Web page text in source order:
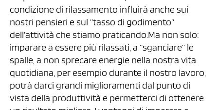
condizione di rilassamento influirà anche sui
nostri pensieri e sul ”tasso di godimento”
dell’attività che stiamo praticando.Ma non solo:
imparare a essere più rilassati, a “sganciare” le
spalle, a non sprecare energie nella nostra vita
quotidiana, per esempio durante il nostro lavoro,
potrà darci grandi miglioramenti dal punto di
vista della produttività e permetterci di ottenere